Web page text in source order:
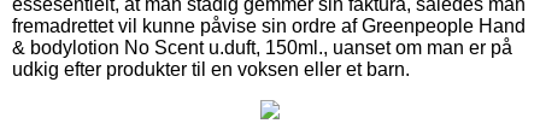
fremadrettet vil kunne påvise sin ordre af Greenpeople Hand
& bodylotion No Scent u.duft, 150ml., uanset om man er på
udkig efter produkter til en voksen eller et barn.